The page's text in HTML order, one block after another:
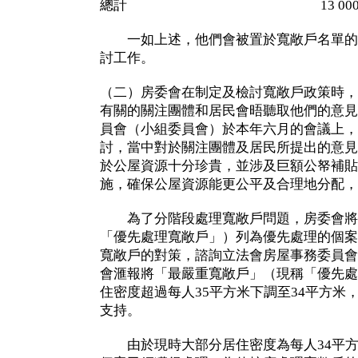
總計 13
一如上述，他們會被置於寬敞戶名單的
討工作。
（二）房委會在制定及檢討寬敞戶政策時
有關的關注團體和居民會晤聽取他們的意
員會（小組委員會）於本年六月的會議上
討，當中對於關注團體及居民所提出的意
於公屋資源十分珍貴，並涉及巨額公帑補
施，確保公屋資源能更公平及合理地分配
為了分階段處理寬敞戶問題，房委會將
「優先處理寬敞戶」）列為優先處理的個
寬敞戶的對策，諮詢立法會房屋事務委員
會滙報將「最嚴重寬敞戶」（現稱「優先
住密度超過每人35平方米下調至34平方米
支持。
由於現時大部分居住密度為每人34平方